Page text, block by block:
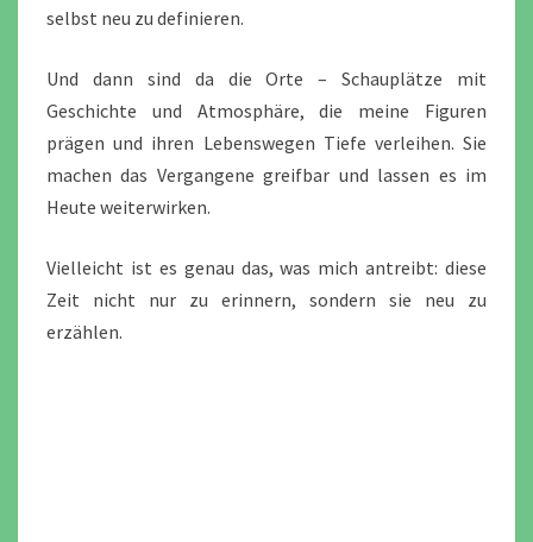
selbst neu zu definieren.
Und dann sind da die Orte – Schauplätze mit
Geschichte und Atmosphäre, die meine Figuren
prägen und ihren Lebenswegen Tiefe verleihen. Sie
machen das Vergangene greifbar und lassen es im
Heute weiterwirken.
Vielleicht ist es genau das, was mich antreibt: diese
Zeit nicht nur zu erinnern, sondern sie neu zu
erzählen.